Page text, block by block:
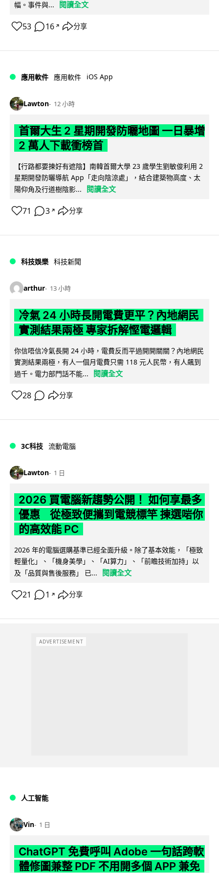
幅。事件與... 閱讀全文
53 16 ↗ 分享
應用軟件 應用軟件 iOS App
Lawton 12 小時
首爾大生 2 星期開發防曬地圖 一日暴增
2 萬人下載衝榜首
【行路都要揀好有遮陰】南韓首爾大學 23 歲學生劉敏俊利用 2
星期開發防曬導航 App「走向陰涼處」，結合建築物高度、太
陽仰角及行道樹陰影...
閱讀全文
71 3 ↗ 分享
科技娛樂 科技新聞
arthur 13 小時
冷氣 24 小時長開電費更平？內地網民
實測結果兩極 專家拆解慳電邏輯
你信唔信冷氣長開 24 小時，電費反而平過開開關關？內地網民
實測結果兩極，有人一個月電費只需 118 元人民幣，有人飆到
過千。電力部門話不能...
閱讀全文
28 分享
3C科技 流動電腦
Lawton 1 日
2026 買電腦新趨勢公開！ 如何享最多
優惠 從極致便攜到電競標竿 揀選啱你
的高效能 PC
2026 年的電腦選購基準已經全面升級。除了基本效能，「極致
輕量化」、「機身美學」、「AI算力」、「前瞻技術加持」以
及「品質與售後服務」 已...
閱讀全文
21 1 ↗ 分享
ADVERTISEMENT
人工智能
Vin 1 日
ChatGPT 免費呼叫 Adobe 一句話跨軟
體修圖兼整 PDF 不用開多個 APP 兼免